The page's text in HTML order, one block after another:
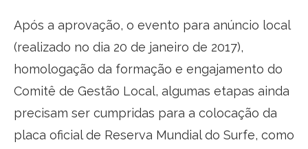
Após a aprovação, o evento para anúncio local
(realizado no dia 20 de janeiro de 2017),
homologação da formação e engajamento do
Comitê de Gestão Local, algumas etapas ainda
precisam ser cumpridas para a colocação da
placa oficial de Reserva Mundial do Surfe, como